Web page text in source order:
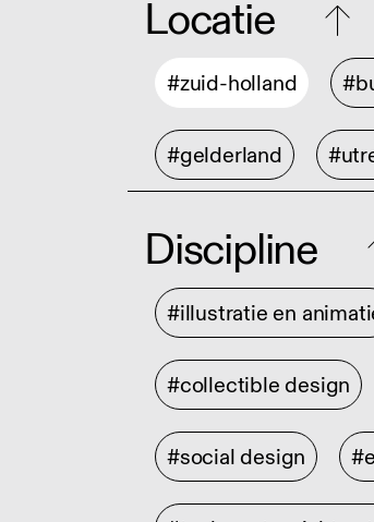
Locatie
#zuid-holland
#gelderland
Discipline
#illustratie en
#collectible design
#social design